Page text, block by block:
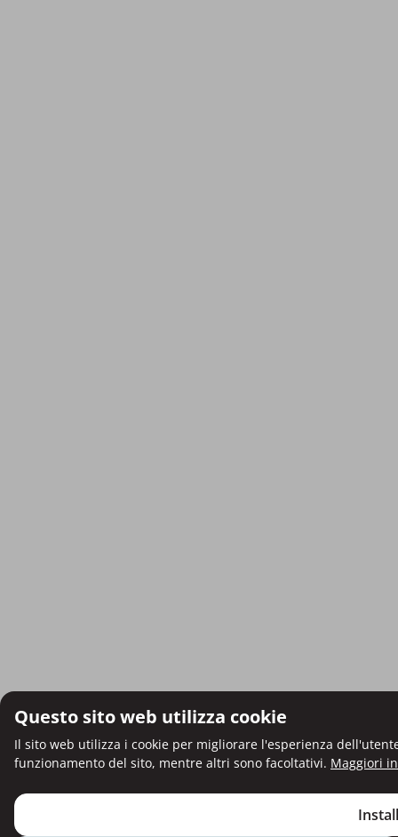
Questo sito web utilizza cookie
Il sito web utilizza i cookie per migliorare l'esperienza
funzionamento del sito, mentre altri sono facoltativi. Maggiori